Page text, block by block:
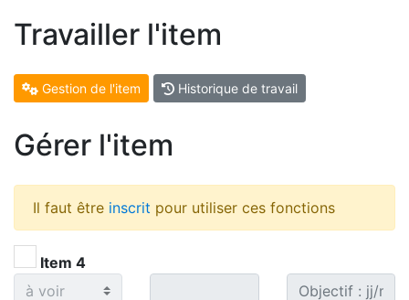
Travailler l'item
Gestion de l'item Historique de travail
Gérer l'item
Il faut être inscrit pour utiliser ces fonctions
Item 4